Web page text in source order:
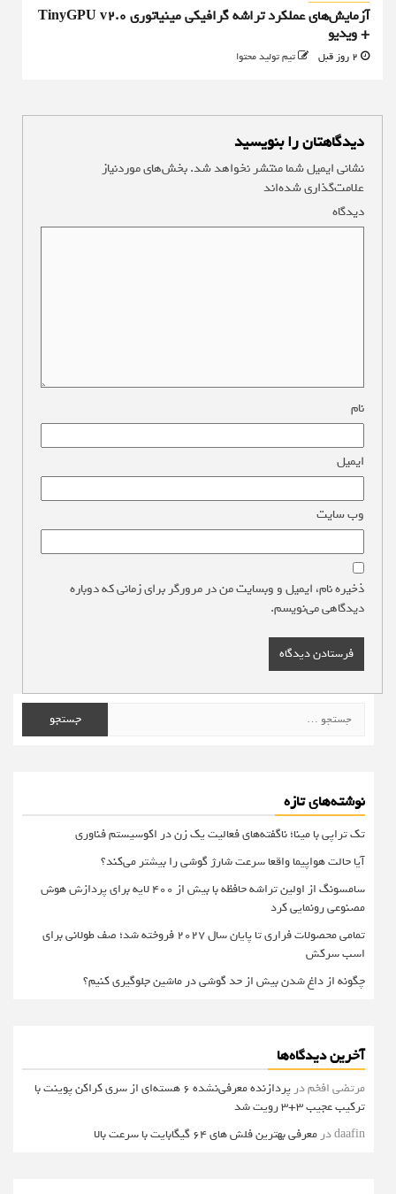
آزمایش‌های عملکرد تراشه گرافیکی مینیاتوری TinyGPU v2.0
+ ویدیو
تیم تولید محتوا
دیدگاهتان را بنویسید
نشانی ایمیل شما منتشر نخواهد شد.بخش‌های موردنیاز
علامت‌گذاری شده‌اند
دیدگاه
نام
ایمیل
وب‌ سایت
ذخیره نام، ایمیل و وبسایت من در مرورگر برای زمانی که دوباره
دیدگاهی می‌نویسم.
برای:
نوشته‌های تازه
تک تراپی با مینا؛ ناگفته‌های فعالیت یک زن در اکوسیستم فناوری
آیا حالت هواپیما واقعا سرعت شارژ گوشی را بیشتر می‌کند؟
سامسونگ از اولین تراشه حافظه با بیش از ۴۰۰ لایه برای پردازش هوش
مصنوعی رونمایی کرد
تمامی محصولات فراری تا پایان سال ۲۰۲۷ فروخته شد؛ صف طولانی برای
اسب سرکش
چگونه از داغ شدن بیش از حد گوشی در ماشین جلوگیری کنیم؟
آخرین دیدگاه‌ها
مرتضی افخمدر
پردازنده معرفی‌نشده 6 هسته‌ای از سری کراکن پوینت با
ترکیب عجیب 3+3 رویت شد
daafinدر معرفی بهترین فلش های 64 گیگابایت با سرعت بالا